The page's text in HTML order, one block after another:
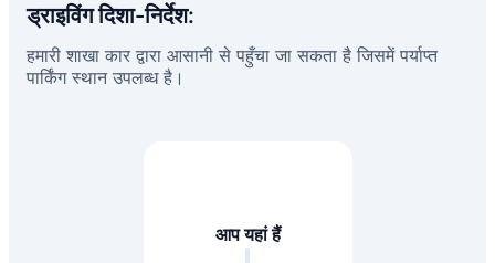
ड्राइविंग दिशा-निर्देश:
हमारी शाखा कार द्वारा आसानी से पहुँचा जा सकता है जिसमें पर्याप्त
पार्किंग स्थान उपलब्ध है।
आप यहां हैं